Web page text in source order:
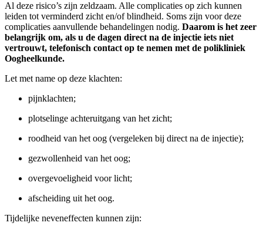
Al deze risico’s zijn zeldzaam. Alle complicaties op zich kunnen
leiden tot verminderd zicht en/of blindheid. Soms zijn voor deze
complicaties aanvullende behandelingen nodig. Daarom is het zeer
belangrijk om, als u de dagen direct na de injectie iets niet
vertrouwt, telefonisch contact op te nemen met de polikliniek
Oogheelkunde.
Let met name op deze klachten:
pijnklachten;
plotselinge achteruitgang van het zicht;
roodheid van het oog (vergeleken bij direct na de injectie);
gezwollenheid van het oog;
overgevoeligheid voor licht;
afscheiding uit het oog.
Tijdelijke neveneffecten kunnen zijn: